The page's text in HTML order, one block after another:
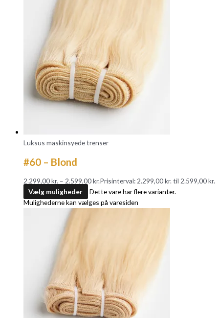
Luksus maskinsyede trenser
#60 – Blond
2.299,00kr. – 2.599,00kr.Prisinterval: 2.299,00 kr. til 2.599,00 kr.
Vælg muligheder
Dette vare har flere varianter.
Mulighederne kan vælges på varesiden